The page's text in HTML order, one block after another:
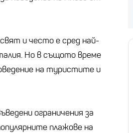
и често е сред най-
Но в същото време
на туристите и
ограничения за
плажове на